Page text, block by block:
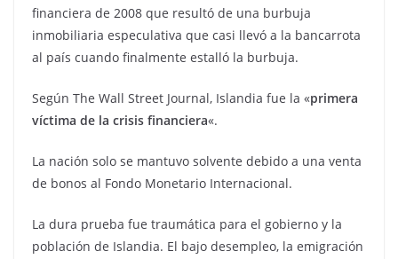
financiera de 2008 que resultó de una burbuja
inmobiliaria especulativa que casi llevó a la bancarrota
al país cuando finalmente estalló la burbuja.
Según The Wall Street Journal, Islandia fue la «primera
víctima de la crisis financiera«.
La nación solo se mantuvo solvente debido a una venta
de bonos al Fondo Monetario Internacional.
La dura prueba fue traumática para el gobierno y la
población de Islandia. El bajo desempleo, la emigración